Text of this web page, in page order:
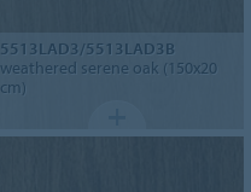
5513LAD3/5513LAD3B
weathered serene oak (150x20
cm)